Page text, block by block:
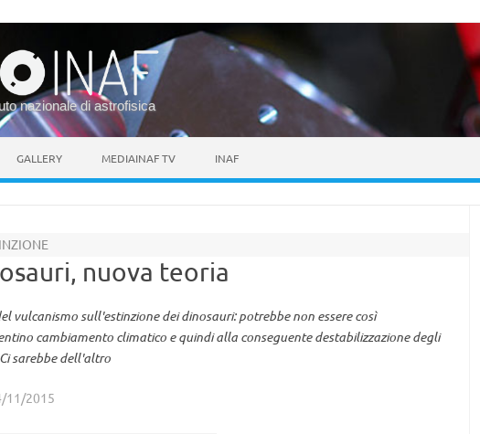
nazionale di astrofisica
GALLERY MEDIAINAF TV INAF
nuova teoria
vulcanismo sull'estinzione dei dinosauri: potrebbe non essere così
cambiamento climatico e quindi alla conseguente destabilizzazione degli
sarebbe dell'altro
11/2015